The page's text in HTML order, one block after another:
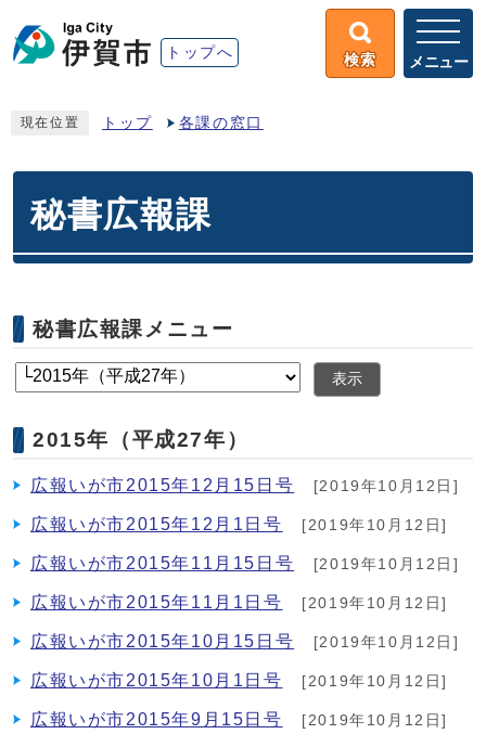
トップへ 検索 メニュー
現在位置 トップ 各課の窓口
秘書広報課
秘書広報課メニュー
表示
2015年（平成27年）
広報いが市2015年12月15日号 [2019年10月12日]
広報いが市2015年12月1日号 [2019年10月12日]
広報いが市2015年11月15日号 [2019年10月12日]
広報いが市2015年11月1日号 [2019年10月12日]
広報いが市2015年10月15日号 [2019年10月12日]
広報いが市2015年10月1日号 [2019年10月12日]
広報いが市2015年9月15日号 [2019年10月12日]